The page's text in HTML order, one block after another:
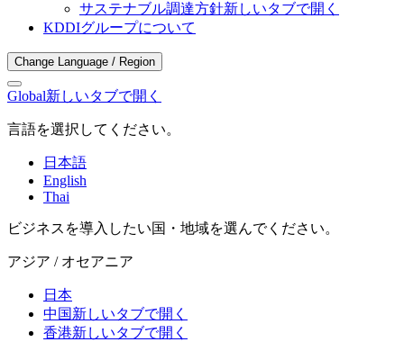
サステナブル調達方針新しいタブで開く
KDDIグループについて
Change Language / Region
Global新しいタブで開く
言語を選択してください。
日本語
English
Thai
ビジネスを導入したい国・地域を選んでください。
アジア / オセアニア
日本
中国新しいタブで開く
香港新しいタブで開く